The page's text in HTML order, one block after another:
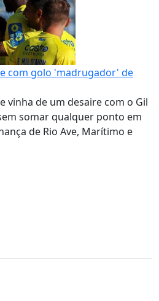
com golo 'madrugador' de
vinha de um desaire com o Gil
somar qualquer ponto em
de Rio Ave, Marítimo e